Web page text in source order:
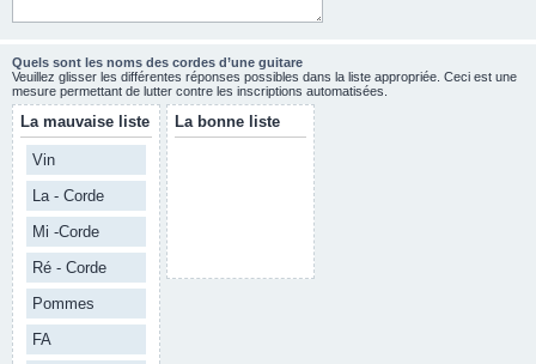
Quels sont les noms des cordes d’une guitare
Veuillez glisser les différentes réponses possibles dans la liste appropriée. Ceci est une
mesure permettant de lutter contre les inscriptions automatisées.
La mauvaise liste
Vin
La - Corde
Mi -Corde
Ré - Corde
Pommes
FA
La bonne liste